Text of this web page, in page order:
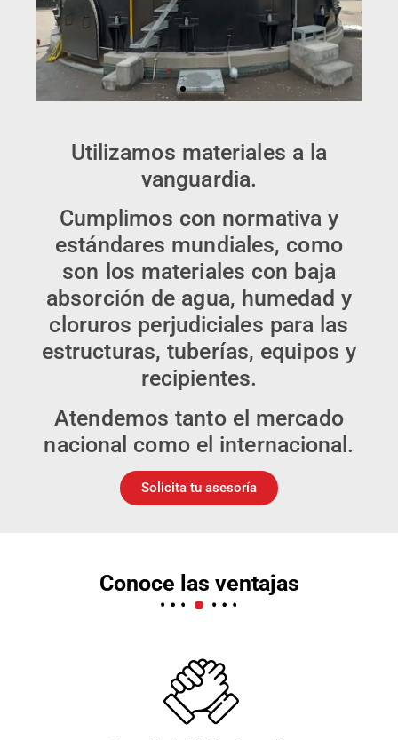
Utilizamos materiales a la
vanguardia.
Cumplimos con normativa y
estándares mundiales, como
son los materiales con baja
absorción de agua, humedad y
cloruros perjudiciales para las
estructuras, tuberías, equipos y
recipientes.
Atendemos tanto el mercado
nacional como el internacional.
Solicita tu asesoría
Conoce las ventajas